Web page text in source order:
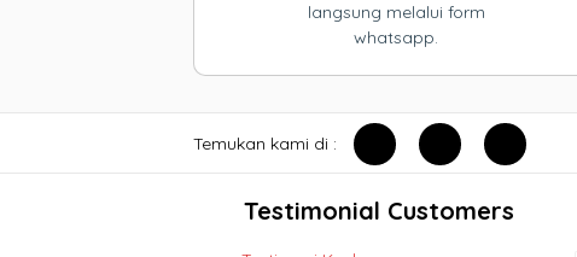
langsung melalui form
whatsapp.
Temukan kami di :
Testimonial Customers